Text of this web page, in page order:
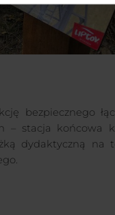
bezpiecznego
– stacja końcowa
dydaktyczną na